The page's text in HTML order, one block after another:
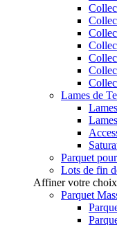
Lames de
Parquet
Lots de fin
Affiner votre choix
Parquet